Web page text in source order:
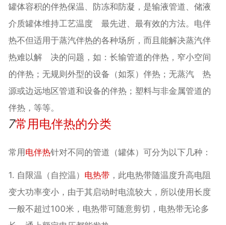
罐体容积的伴热保温、防冻和防凝，是输液管道、储液
介质罐体维持工艺温度 最先进、最有效的方法。电伴
热不但适用于蒸汽伴热的各种场所，而且能解决蒸汽伴
热难以解 决的问题，如：长输管道的伴热，窄小空间
的伴热；无规则外型的设备（如泵）伴热；无蒸汽 热
源或边远地区管道和设备的伴热；塑料与非金属管道的
伴热，等等。
7常用电伴热的分类
常用电伴热针对不同的管道（罐体）可分为以下几种：
1. 自限温（自控温） 电热带 ，此电热带随温度升高电阻
变大功率变小，由于其启动时电流较大，所以使用长度
一般不超过100米，电热带可随意剪切，电热带无论多